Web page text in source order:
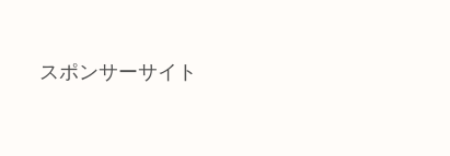
スポンサーサイト